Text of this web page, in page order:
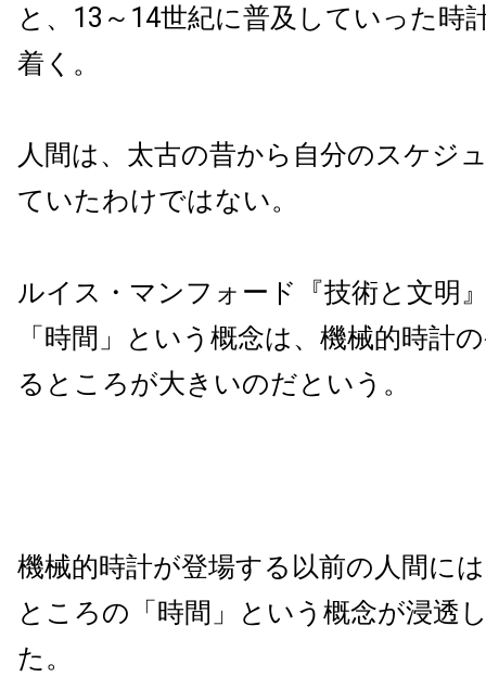
と、13～14世紀に普及していった時
着く。
人間は、太古の昔から自分のスケジ
ていたわけではない。
ルイス・マンフォード『技術と文明
「時間」という概念は、機械的時計
るところが大きいのだという。
機械的時計が登場する以前の人間に
ところの「時間」という概念が浸透
た。